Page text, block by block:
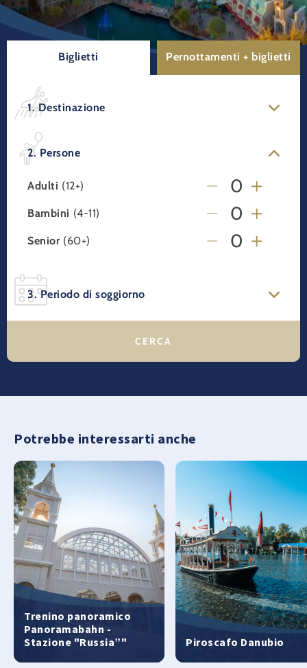
Biglietti Pernottamenti + biglietti
1. Destinazione
2. Persone
Adulti (12+)
Bambini (4-11)
Senior (60+)
3. Periodo di soggiorno
Potrebbe interessarti anche
Trenino panoramico
Panoramabahn -
Stazione "Russia”"
Piroscafo Danubio